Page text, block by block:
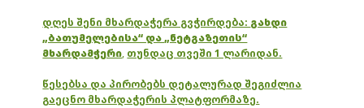
დღეს შენი მხარდაჭერა გვჭირდება: გახდი
„ბათუმელებისა“ და „ნეტგაზეთის“
მხარდამჭერი, თუნდაც თვეში 1 ლარიდან.
წესებსა და პირობებს დეტალურად შეგიძლია
გაეცნო მხარდაჭერის პლატფორმაზე.